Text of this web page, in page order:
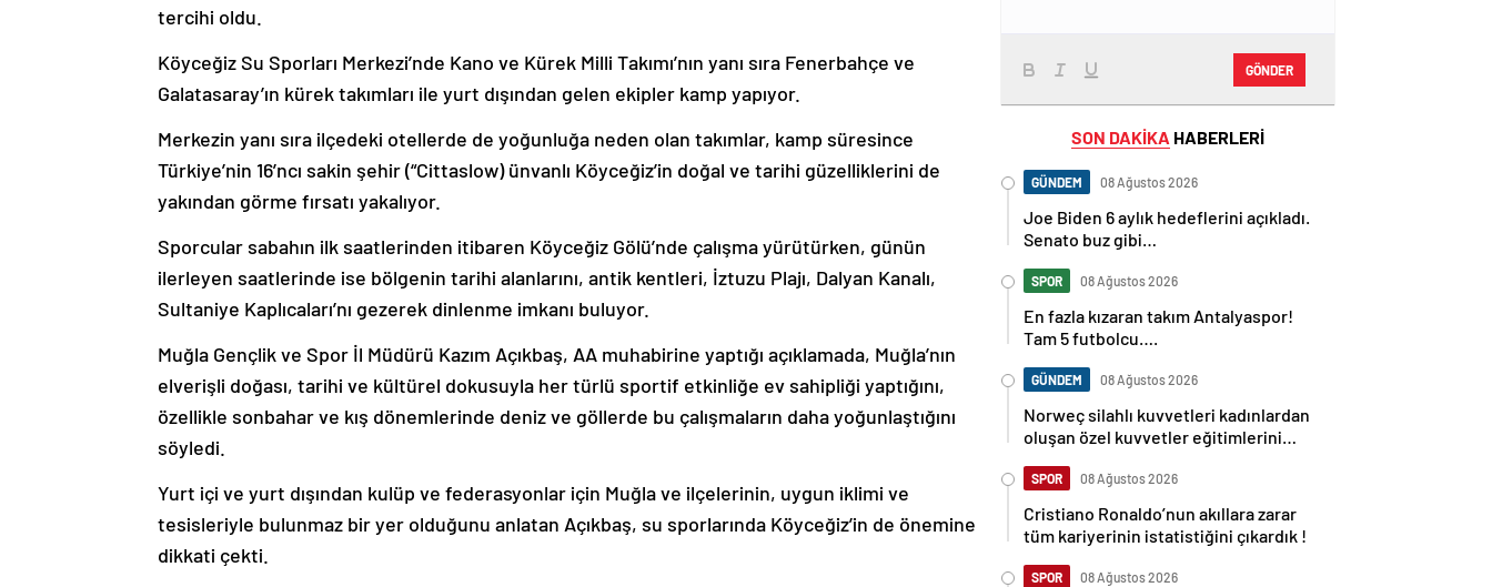
tercihi oldu.
Köyceğiz Su Sporları Merkezi’nde Kano ve Kürek Milli Takımı’nın yanı sıra Fenerbahçe ve
Galatasaray’ın kürek takımları ile yurt dışından gelen ekipler kamp yapıyor.
Merkezin yanı sıra ilçedeki otellerde de yoğunluğa neden olan takımlar, kamp süresince
Türkiye’nin 16’ncı sakin şehir (“Cittaslow) ünvanlı Köyceğiz’in doğal ve tarihi güzelliklerini de
yakından görme fırsatı yakalıyor.
Sporcular sabahın ilk saatlerinden itibaren Köyceğiz Gölü’nde çalışma yürütürken, günün
ilerleyen saatlerinde ise bölgenin tarihi alanlarını, antik kentleri, İztuzu Plajı, Dalyan Kanalı,
Sultaniye Kaplıcaları’nı gezerek dinlenme imkanı buluyor.
Muğla Gençlik ve Spor İl Müdürü Kazım Açıkbaş, AA muhabirine yaptığı açıklamada, Muğla’nın
elverişli doğası, tarihi ve kültürel dokusuyla her türlü sportif etkinliğe ev sahipliği yaptığını,
özellikle sonbahar ve kış dönemlerinde deniz ve göllerde bu çalışmaların daha yoğunlaştığını
söyledi.
Yurt içi ve yurt dışından kulüp ve federasyonlar için Muğla ve ilçelerinin, uygun iklimi ve
tesisleriyle bulunmaz bir yer olduğunu anlatan Açıkbaş, su sporlarında Köyceğiz’in de önemine
dikkati çekti.
GÖNDER
SON DAKİKA HABERLERİ
GÜNDEM 08 Ağustos 2026
Joe Biden 6 aylık hedeflerini açıkladı.
Senato buz gibi…
SPOR 08 Ağustos 2026
En fazla kızaran takım Antalyaspor!
Tam 5 futbolcu….
GÜNDEM 08 Ağustos 2026
Norweç silahlı kuvvetleri kadınlardan
oluşan özel kuvvetler eğitimlerini
SPOR 08 Ağustos 2026
Cristiano Ronaldo’nun akıllara zarar
tüm kariyerinin istatistiğini çıkardık !
SPOR 08 Ağustos 2026